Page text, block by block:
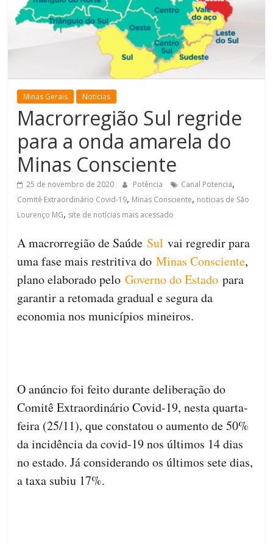
de
Minas
Minas Gerais Notícias
Macrorregião Sul regride
para a onda amarela do
Minas Consciente
25 de novembro de 2020 Potência Canal Potencia,
Comitê Extraordinário Covid-19, Minas Consciente, noticias de São
Lourenço MG, site de notícias mais acessado
A macrorregião de Saúde Sul vai regredir para
uma fase mais restritiva doMinas Consciente,
plano elaborado peloGoverno do Estado para
garantir a retomada gradual e segura da
economia nos municípios mineiros.
O anúncio foi feito durante deliberação do
Comitê Extraordinário Covid-19, nesta quarta-
feira (25/11), que constatou o aumento de 50%
da incidência da covid-19 nos últimos 14 dias
no estado. Já considerando os últimos sete dias,
a taxa subiu 17%.